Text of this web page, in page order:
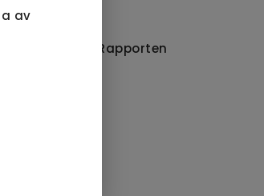
av
Rapporten
plats!